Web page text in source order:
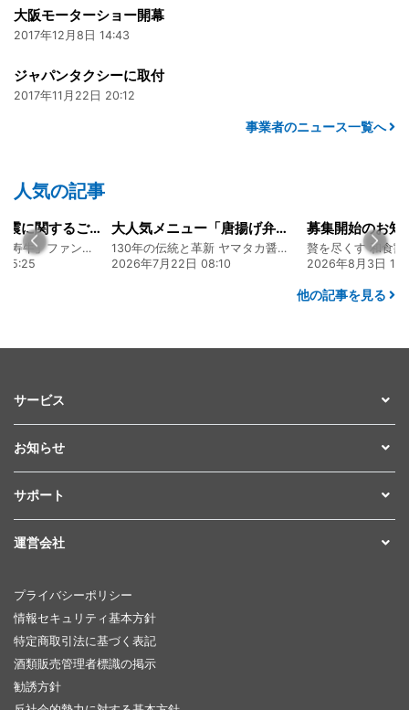
大阪モーターショー開幕
2017年12月8日 14:43
ジャパンタクシーに取付
2017年11月22日 20:12
事業者のニュース一覧へ
人気の記事
令和8年熊本地震に関するご報告
熊本 あか牛「延寿牛」ファンド2026
15:25
大人気メニュー「唐揚げ弁当」のレシピをご紹介します！
130年の伝統と革新 ヤマタカ醤油ファンド
2026年7月22日 08:10
募集開始のお知
贅を尽くす 和食
2026年8月3日
他の記事を見る
サービス
お知らせ
サポート
運営会社
プライバシーポリシー
情報セキュリティ基本方針
特定商取引法に基づく表記
酒類販売管理者標識の掲示
勧誘方針